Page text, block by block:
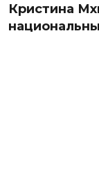
Кристина